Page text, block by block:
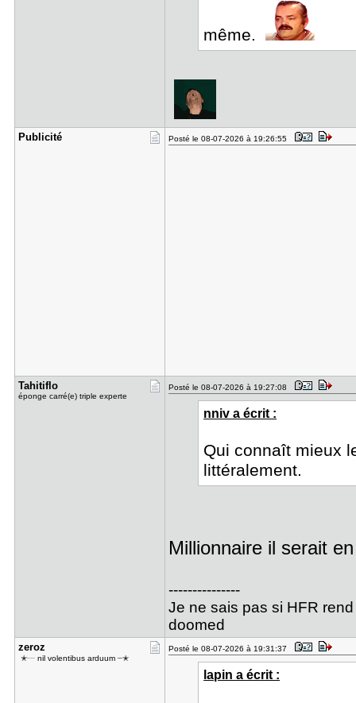
même.
Publicité Posté le 08-07-2026 à 19:26:55
Tahitiflo
éponge carré(e) triple experte
Posté le 08-07-2026 à 19:27:08
nniv a écrit :
Qui connaît mieux
littéralement.
Millionnaire il serait
---------------
Je ne sais pas si HFR
doomed
zeroz
ㅤㅤ ✭┈ nil volentibus arduum ┈✭
Posté le 08-07-2026 à 19:31:37
lapin a écrit :